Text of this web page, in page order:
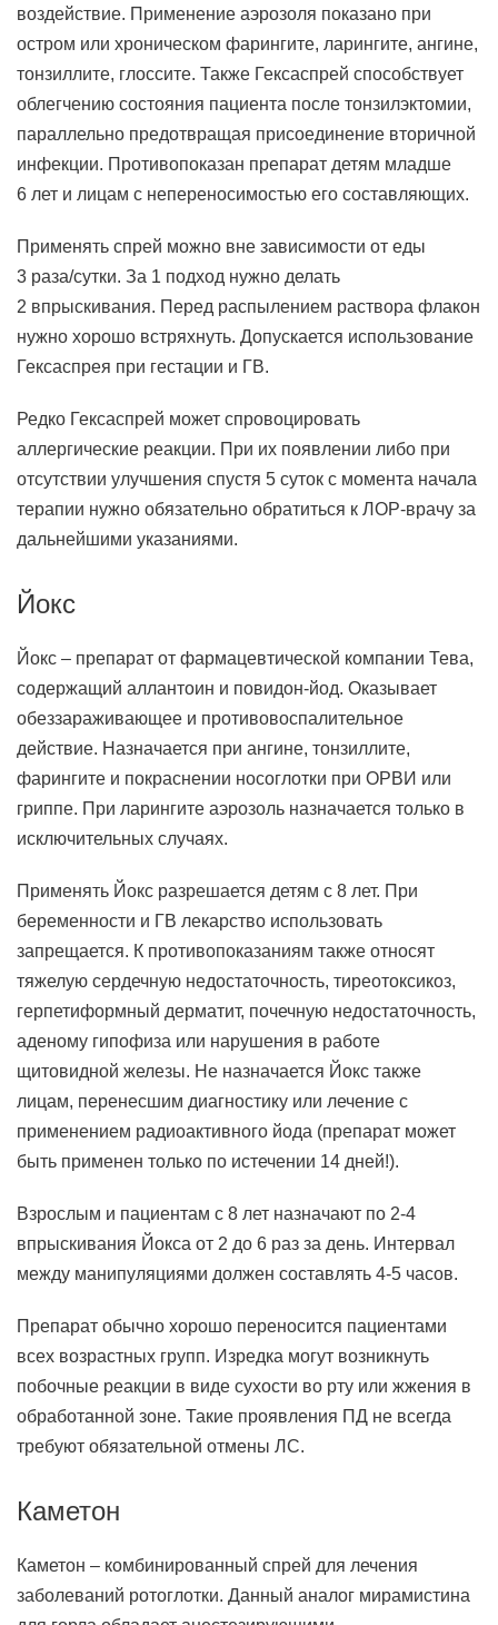
воздействие. Применение аэрозоля показано при
остром или хроническом фарингите, ларингите, ангине,
тонзиллите, глоссите. Также Гексаспрей способствует
облегчению состояния пациента после тонзилэктомии,
параллельно предотвращая присоединение вторичной
инфекции. Противопоказан препарат детям младше
6 лет и лицам с непереносимостью его составляющих.
Применять спрей можно вне зависимости от еды
3 раза/сутки. За 1 подход нужно делать
2 впрыскивания. Перед распылением раствора флакон
нужно хорошо встряхнуть. Допускается использование
Гексаспрея при гестации и ГВ.
Редко Гексаспрей может спровоцировать
аллергические реакции. При их появлении либо при
отсутствии улучшения спустя 5 суток с момента начала
терапии нужно обязательно обратиться к ЛОР-врачу за
дальнейшими указаниями.
Йокс
Йокс – препарат от фармацевтической компании Тева,
содержащий аллантоин и повидон-йод. Оказывает
обеззараживающее и противовоспалительное
действие. Назначается при ангине, тонзиллите,
фарингите и покраснении носоглотки при ОРВИ или
гриппе. При ларингите аэрозоль назначается только в
исключительных случаях.
Применять Йокс разрешается детям с 8 лет. При
беременности и ГВ лекарство использовать
запрещается. К противопоказаниям также относят
тяжелую сердечную недостаточность, тиреотоксикоз,
герпетиформный дерматит, почечную недостаточность,
аденому гипофиза или нарушения в работе
щитовидной железы. Не назначается Йокс также
лицам, перенесшим диагностику или лечение с
применением радиоактивного йода (препарат может
быть применен только по истечении 14 дней!).
Взрослым и пациентам с 8 лет назначают по 2-4
впрыскивания Йокса от 2 до 6 раз за день. Интервал
между манипуляциями должен составлять 4-5 часов.
Препарат обычно хорошо переносится пациентами
всех возрастных групп. Изредка могут возникнуть
побочные реакции в виде сухости во рту или жжения в
обработанной зоне. Такие проявления ПД не всегда
требуют обязательной отмены ЛС.
Каметон
Каметон – комбинированный спрей для лечения
заболеваний ротоглотки. Данный аналог мирамистина